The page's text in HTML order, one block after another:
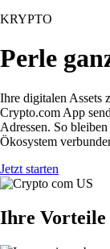
KRYPTO
Perle
Ihre digitalen Assets
Crypto.com App
Adressen. So
Ökosystem
Jetzt starten
Ihre Vorteile